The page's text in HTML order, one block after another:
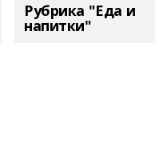
Рубрика "Еда и
напитки"